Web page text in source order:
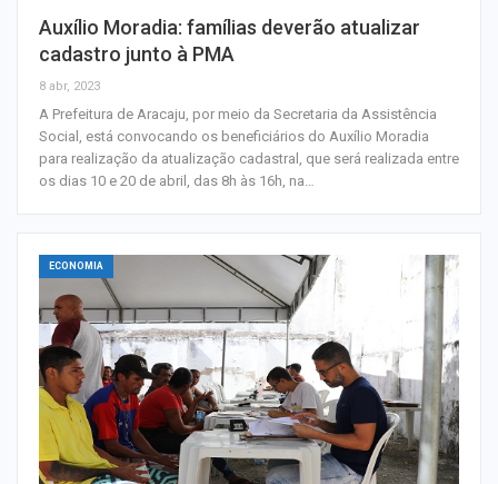
Auxílio Moradia: famílias deverão atualizar
cadastro junto à PMA
8 abr, 2023
A Prefeitura de Aracaju, por meio da Secretaria da Assistência
Social, está convocando os beneficiários do Auxílio Moradia
para realização da atualização cadastral, que será realizada entre
os dias 10 e 20 de abril, das 8h às 16h, na…
ECONOMIA